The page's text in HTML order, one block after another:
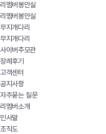
리멤버봉안실
리멤버봉안실
무지개다리
무지개다리
사이버추모관
장례후기
고객센터
공지사항
자주묻는 질문
리멤버소개
인사말
조직도